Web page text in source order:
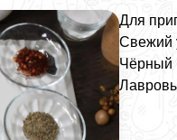
Для
Свежий
Чёрный